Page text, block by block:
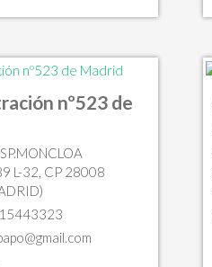
nº523 de
L-32, CP 28008